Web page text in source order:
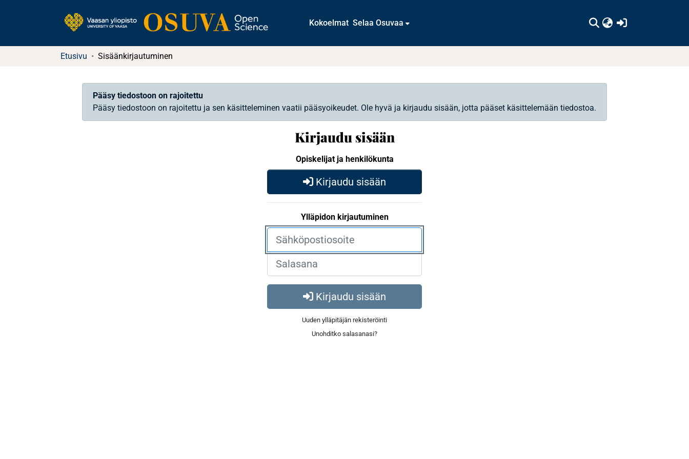
Kokoelmat Selaa Osuvaa
Etusivu Sisäänkirjautuminen
Pääsy tiedostoon on rajoitettu
Pääsy tiedostoon on rajoitettu ja sen käsitteleminen vaatii pääsyoikeudet. Ole hyvä ja kirjaudu sisään, jotta pääset käsittelemään tiedostoa.
Kirjaudu sisään
Opiskelijat ja henkilökunta
Kirjaudu sisään
Ylläpidon kirjautuminen
Kirjaudu sisään
Uuden ylläpitäjän rekisteröinti
Unohditko salasanasi?